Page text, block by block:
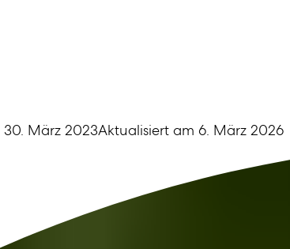
30. März 2023Aktualisiert am 6. März 2026